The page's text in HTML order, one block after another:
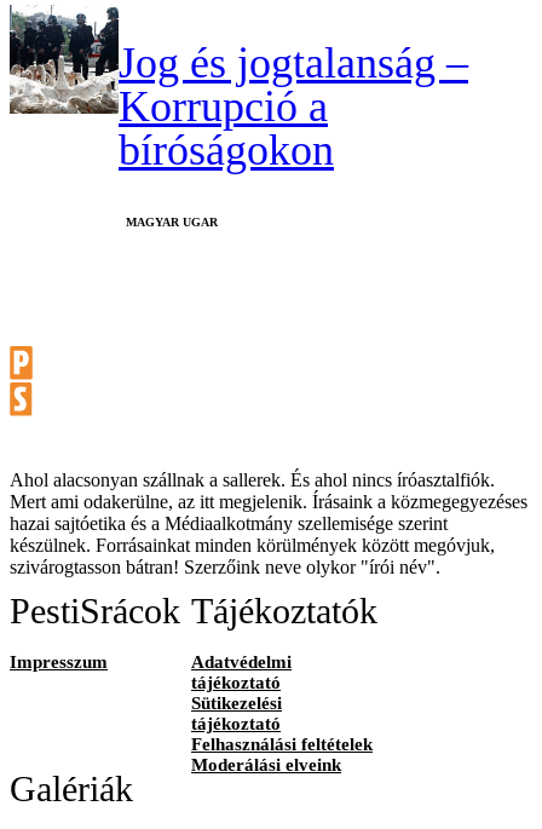
Jog és jogtalanság –
Korrupció a
bíróságokon
MAGYAR UGAR
Ahol alacsonyan szállnak a sallerek. És ahol nincs íróasztalfiók.
Mert ami odakerülne, az itt megjelenik. Írásaink a közmegegyezéses
hazai sajtóetika és a Médiaalkotmány szellemisége szerint
készülnek. Forrásainkat minden körülmények között megóvjuk,
szivárogtasson bátran! Szerzőink neve olykor "írói név".
PestiSrácok
Impresszum
Tájékoztatók
Adatvédelmi
tájékoztató
Sütikezelési
tájékoztató
Felhasználási feltételek
Moderálási elveink
Galériák